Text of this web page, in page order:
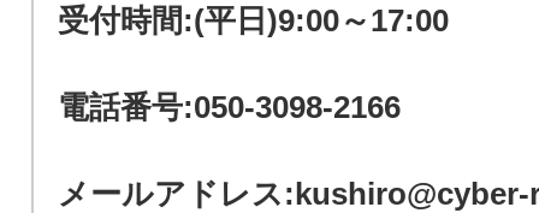
受付時間:(平日)9:00～17:00
電話番号:050-3098-2166
メールアドレス